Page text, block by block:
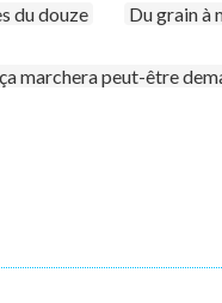
du douze Du grain à
marchera peut-être